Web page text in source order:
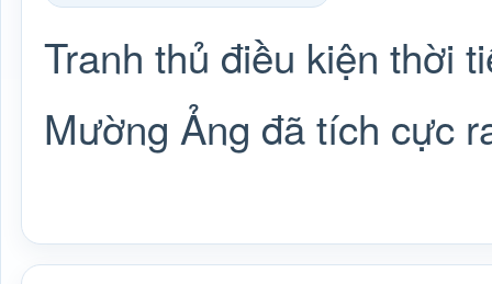
Tranh thủ điều kiện thời
Mường Ảng đã tích cực